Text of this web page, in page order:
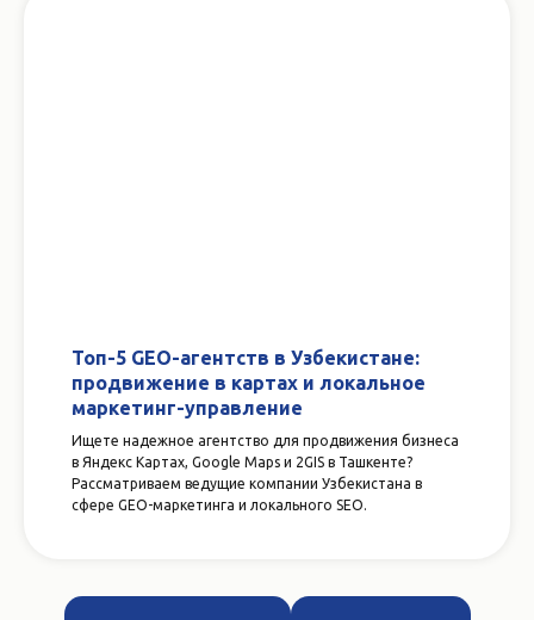
Топ-5 GEO-агентств в Узбекистане:
продвижение в картах и локальное
маркетинг-управление
Ищете надежное агентство для продвижения бизнеса
в Яндекс Картах, Google Maps и 2GIS в Ташкенте?
Рассматриваем ведущие компании Узбекистана в
сфере GEO-маркетинга и локального SEO.